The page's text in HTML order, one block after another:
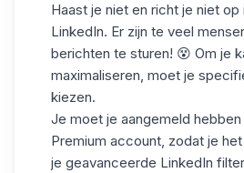
Haast je niet en richt je niet
LinkedIn. Er zijn te veel
berichten te sturen! 😵 Om je
maximaliseren, moet je
kiezen.
Je moet je aangemeld
Premium account, zodat je
je geavanceerde LinkedIn